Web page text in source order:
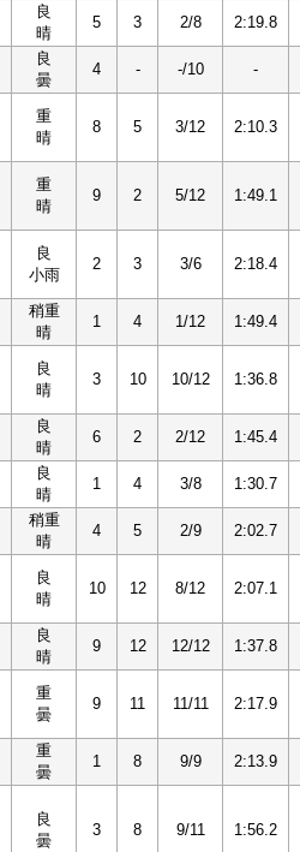
良
晴
5 3 2/8 2:19.8
良
曇
4 - -/10 -
重
晴
8 5 3/12 2:10.3
重
晴
9 2 5/12 1:49.1
良
小雨
2 3 3/6 2:18.4
稍重
晴
1 4 1/12 1:49.4
良
晴
3 10 10/12 1:36.8
良
晴
6 2 2/12 1:45.4
良
晴
1 4 3/8 1:30.7
稍重
晴
4 5 2/9 2:02.7
良
晴
10 12 8/12 2:07.1
良
晴
9 12 12/12 1:37.8
重
曇
9 11 11/11 2:17.9
重
曇
1 8 9/9 2:13.9
良
曇
3 8 9/11 1:56.2